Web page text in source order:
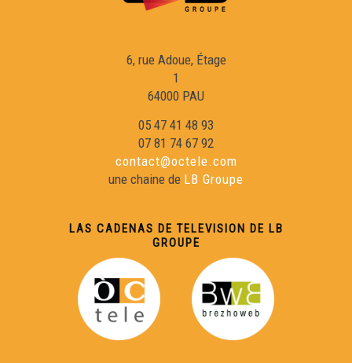
6, rue Adoue, Étage
1
64000 PAU
05 47 41 48 93
07 81 74 67 92
contact@octele.com
une chaine de LB Groupe
LAS CADENAS DE TELEVISION DE LB
GROUPE